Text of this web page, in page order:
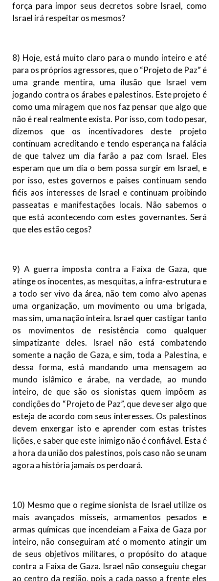
força para impor seus decretos sobre Israel, como
Israel irá respeitar os mesmos?
8) Hoje, está muito claro para o mundo inteiro e até
para os próprios agressores, que o “Projeto de Paz” é
uma grande mentira, uma ilusão que Israel vem
jogando contra os árabes e palestinos. Este projeto é
como uma miragem que nos faz pensar que algo que
não é real realmente exista. Por isso, com todo pesar,
dizemos que os incentivadores deste projeto
continuam acreditando e tendo esperança na falácia
de que talvez um dia farão a paz com Israel. Eles
esperam que um dia o bem possa surgir em Israel, e
por isso, estes governos e paises continuam sendo
fiéis aos interesses de Israel e continuam proibindo
passeatas e manifestações locais. Não sabemos o
que está acontecendo com estes governantes. Será
que eles estão cegos?
9) A guerra imposta contra a Faixa de Gaza, que
atinge os inocentes, as mesquitas, a infra-estrutura e
a todo ser vivo da área, não tem como alvo apenas
uma organização, um movimento ou uma brigada,
mas sim, uma nação inteira. Israel quer castigar tanto
os movimentos de resistência como qualquer
simpatizante deles. Israel não está combatendo
somente a nação de Gaza, e sim, toda a Palestina, e
dessa forma, está mandando uma mensagem ao
mundo islâmico e árabe, na verdade, ao mundo
inteiro, de que são os sionistas quem impõem as
condições do “Projeto de Paz”, que deve ser algo que
esteja de acordo com seus interesses. Os palestinos
devem enxergar isto e aprender com estas tristes
lições, e saber que este inimigo não é confiável. Esta é
a hora da união dos palestinos, pois caso não se unam
agora a história jamais os perdoará.
10) Mesmo que o regime sionista de Israel utilize os
mais avançados mísseis, armamentos pesados e
armas químicas que incendeiam a Faixa de Gaza por
inteiro, não conseguiram até o momento atingir um
de seus objetivos militares, o propósito do ataque
contra a Faixa de Gaza. Israel não conseguiu chegar
ao centro da região, pois a cada passo a frente eles